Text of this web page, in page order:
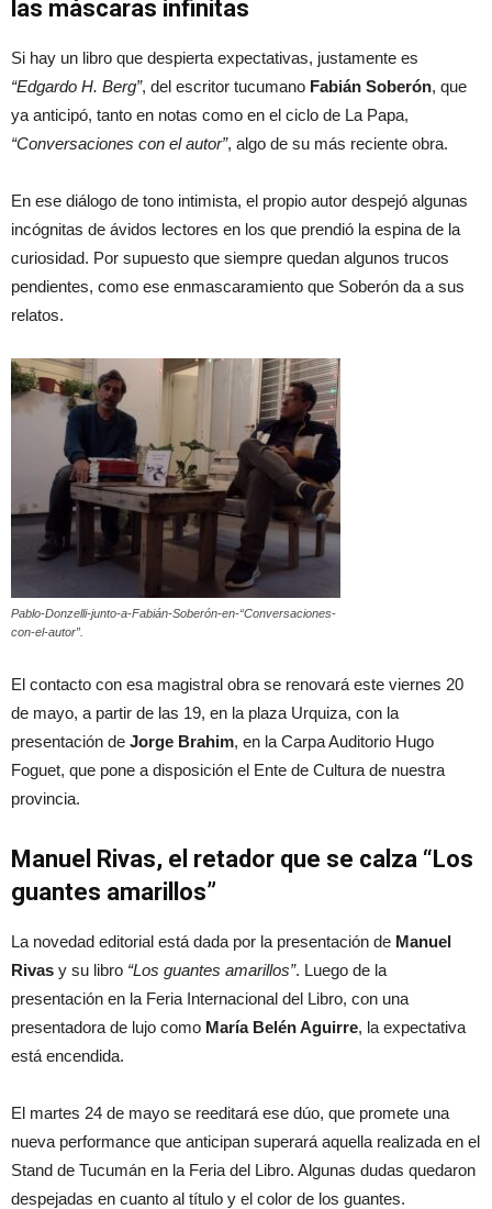
las máscaras infinitas
Si hay un libro que despierta expectativas, justamente es
“Edgardo H. Berg”, del escritor tucumano Fabián Soberón, que
ya anticipó, tanto en notas como en el ciclo de La Papa,
“Conversaciones con el autor”, algo de su más reciente obra.
En ese diálogo de tono intimista, el propio autor despejó algunas
incógnitas de ávidos lectores en los que prendió la espina de la
curiosidad. Por supuesto que siempre quedan algunos trucos
pendientes, como ese enmascaramiento que Soberón da a sus
relatos.
Pablo-Donzelli-junto-a-Fabián-Soberón-en-“Conversaciones-
con-el-autor”.
El contacto con esa magistral obra se renovará este viernes 20
de mayo, a partir de las 19, en la plaza Urquiza, con la
presentación de Jorge Brahim, en la Carpa Auditorio Hugo
Foguet, que pone a disposición el Ente de Cultura de nuestra
provincia.
Manuel Rivas, el retador que se calza “Los
guantes amarillos”
La novedad editorial está dada por la presentación de Manuel
Rivas y su libro “Los guantes amarillos”. Luego de la
presentación en la Feria Internacional del Libro, con una
presentadora de lujo como María Belén Aguirre, la expectativa
está encendida.
El martes 24 de mayo se reeditará ese dúo, que promete una
nueva performance que anticipan superará aquella realizada en el
Stand de Tucumán en la Feria del Libro. Algunas dudas quedaron
despejadas en cuanto al título y el color de los guantes.